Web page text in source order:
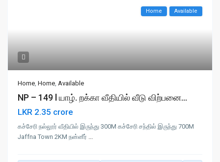
Home Available
Home,Home,Available
NP – 149 l யாழ். றக்கா வீதியில் வீடு விற்பனை...
LKR 2.35 crore
கச்சேரி நல்லூர் வீதியில் இருந்து 300M கச்சேரி சந்தில் இருந்து 700M
Jaffna Town 2KM நன்னீர் ...